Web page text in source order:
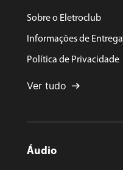
Sobre o Eletroclub
Informações de Entrega
Política de Privacidade
Ver tudo
Áudio